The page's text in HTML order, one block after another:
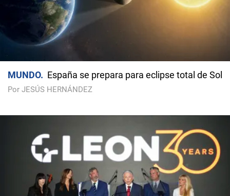
MUNDO España se prepara para eclipse total de Sol
Por JESÚS HERNÁNDEZ